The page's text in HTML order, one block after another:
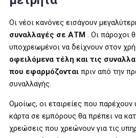
Οι νέοι κανόνες εισάγουν
συναλλαγές σε ΑΤΜ . Οι πάροχοι
υποχρεωμένοι να δείχνουν στον
οφειλόμενα τέλη και τις
που εφαρμόζονται πριν από την
συναλλαγής.
Ομοίως, οι εταιρείες που
κάρτα σε εμπόρους θα πρέπει να
χρεώσεις που χρεώνουν για τις